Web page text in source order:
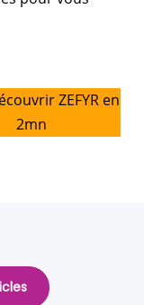
ZEFYR en
2mn